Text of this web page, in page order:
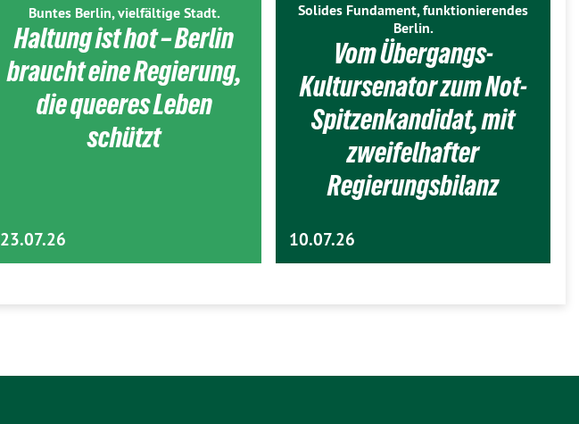
Buntes Berlin, vielfältige Stadt.
Haltung ist hot – Berlin
braucht eine Regierung,
die queeres Leben
schützt
23.07.26
Solides Fundament, funktionierendes
Berlin.
Vom Übergangs-
Kultursenator zum Not-
Spitzenkandidat, mit
zweifelhafter
Regierungsbilanz
10.07.26